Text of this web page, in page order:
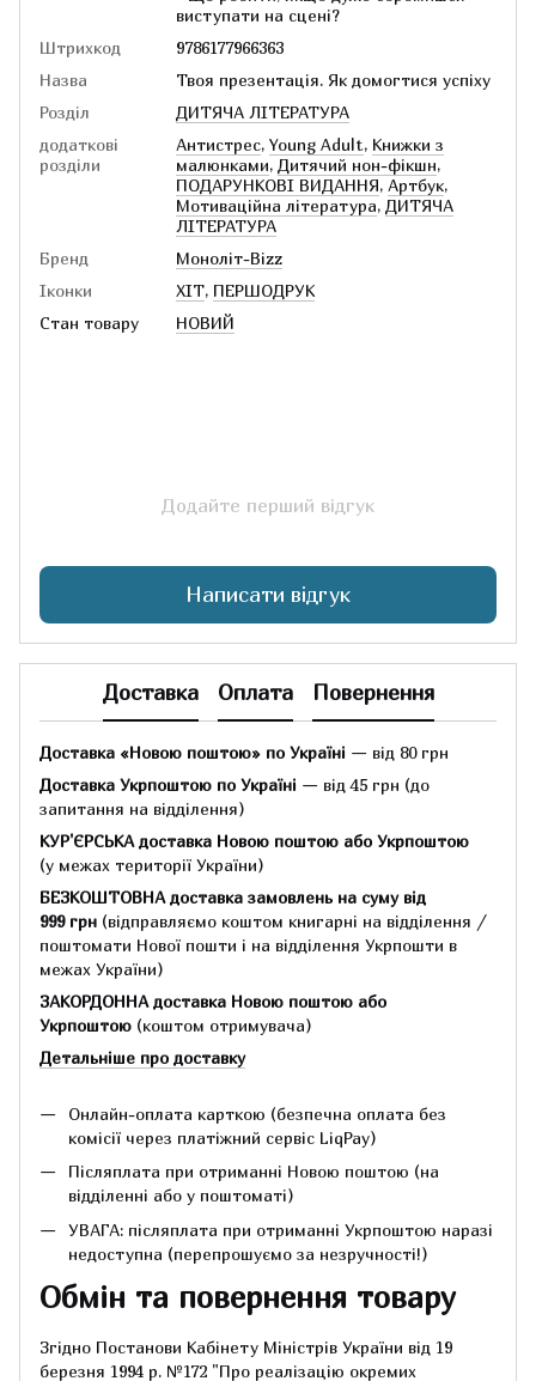
виступати на сцені?
Штрихкод
9786177966363
Назва
Твоя презентація. Як домогтися успіху
Розділ
ДИТЯЧА ЛІТЕРАТУРА
додаткові
розділи
Антистрес, Young Adult, Книжки з
малюнками, Дитячий нон-фікшн,
ПОДАРУНКОВІ ВИДАННЯ, Артбук,
Мотиваційна література, ДИТЯЧА
ЛІТЕРАТУРА
Бренд
Моноліт-Bizz
Іконки
ХІТ, ПЕРШОДРУК
Стан товару
НОВИЙ
Додайте перший відгук
Написати відгук
Доставка Оплата Повернення
Доставка «Новою поштою» по Україні — від 80 грн
Доставка Укрпоштою по Україні — від 45 грн (до
запитання на відділення)
КУР'ЄРСЬКА доставка Новою поштою або Укрпоштою
(у межах території України)
БЕЗКОШТОВНА доставка замовлень на суму від
999 грн (відправляємо коштом книгарні на відділення /
поштомати Нової пошти і на відділення Укрпошти в
межах України)
ЗАКОРДОННА доставка Новою поштою або
Укрпоштою (коштом отримувача)
Детальніше про доставку
Онлайн-оплата карткою (безпечна оплата без
комісії через платіжний сервіс LiqPay)
Післяплата при отриманні Новою поштою (на
відділенні або у поштоматі)
УВАГА: післяплата при отриманні Укрпоштою наразі
недоступна (перепрошуємо за незручності!)
Обмін та повернення товару
Згідно Постанови Кабінету Міністрів України від 19
березня 1994 р. №172 "Про реалізацію окремих